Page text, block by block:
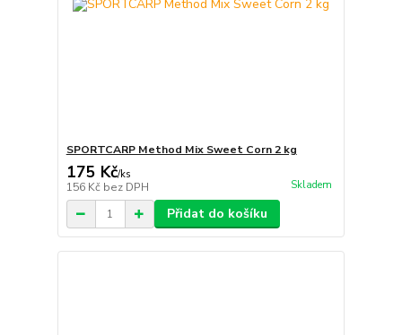
SPORTCARP Method Mix Sweet Corn 2 kg
175 Kč/ks
156 Kč bez DPH Skladem
Přidat do košíku